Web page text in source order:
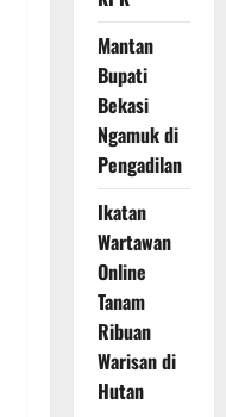
Mantan
Bupati
Bekasi
Ngamuk di
Pengadilan
Ikatan
Wartawan
Online
Tanam
Ribuan
Warisan di
Hutan